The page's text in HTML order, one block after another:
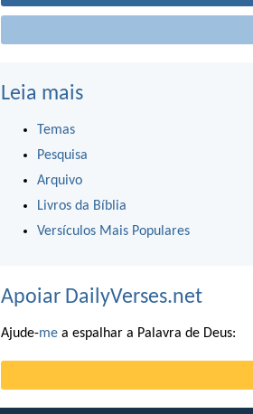
Leia mais
Temas
Pesquisa
Arquivo
Livros da Bíblia
Versículos Mais Populares
Apoiar DailyVerses.net
Ajude-me a espalhar a Palavra de Deus: